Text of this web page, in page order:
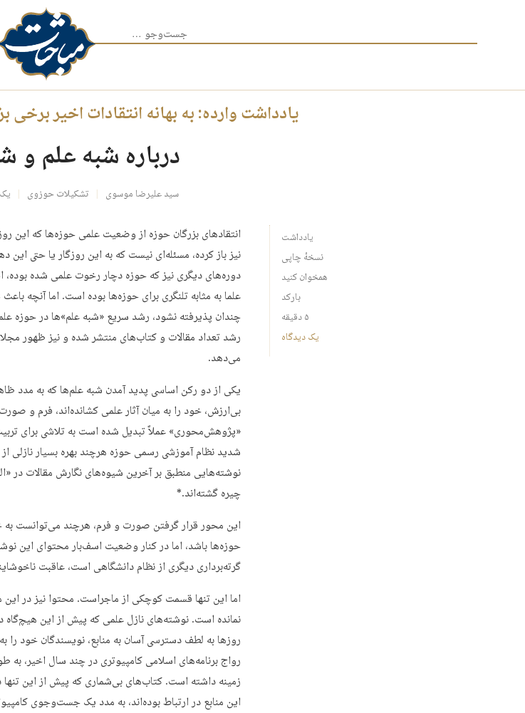
جست‌وجو برای:
یادداشت وارده: به بهانه انتقادات اخیر
درباره شبه علم و
سید علیرضا موسوی تشکیلات حوزوی
یادداشت
نسخهٔ چاپی
همخوان کنید
بارکد
۵ دقیقه
یک دیدگاه
انتقادهای بزرگان حوزه از وضعیت علمی حوزه‌ها که این
نیز باز کرده، مسئله‌ای نیست که به این روزگار یا حتی
دوره‌های دیگری نیز که حوزه دچار رخوت علمی شده بوده،
علما به مثابه تلنگری برای حوزه‌ها بوده است. اما آنچه
چندان پذیرفته نشود، رشد سریع «شبه علم»ها در حوزه
رشد تعداد مقالات و کتاب‌های منتشر شده و نیز ظهور
می‌دهد.
یکی از دو رکن اساسی پدید آمدن شبه علم‌ها که به مدد
بی‌ارزش، خود را به میان آثار علمی کشانده‌اند، فرم و
«پژوهش‌محوری» عملاً تبدیل شده است به تلاشی برای
شدید نظام آموزشی رسمی حوزه هرچند بهره بسیار نازلی از
نوشته‌هایی منطبق بر آخرین شیوه‌های نگارش مقالات در
چیره گشته‌اند.*
این محور قرار گرفتن صورت و فرم، هرچند می‌توانست
حوزه‌ها باشد، اما در کنار وضعیت اسف‌بار محتوای این
گرته‌برداری دیگری از نظام دانشگاهی است، عاقبت
اما این تنها قسمت کوچکی از ماجراست. محتوا نیز در
نمانده است. نوشته‌های نازل علمی که پیش از این هیچ‌گاه
روزها به لطف دسترسی آسان به منابع، نویسندگان خود را
رواج برنامه‌های اسلامی کامپیوتری در چند سال اخیر، به‌
زمینه داشته است. کتاب‌های بی‌شماری که پیش از این تنها
این منابع در ارتباط بوده‌اند، به مدد یک جست‌وجوی